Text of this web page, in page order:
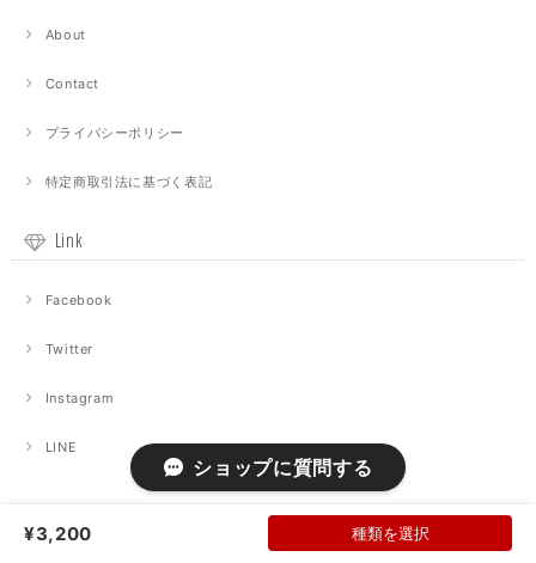
About
Contact
プライバシーポリシー
特定商取引法に基づく表記
Link
Facebook
Twitter
Instagram
LINE
¥3,200 種類を選択
ショップに質問する